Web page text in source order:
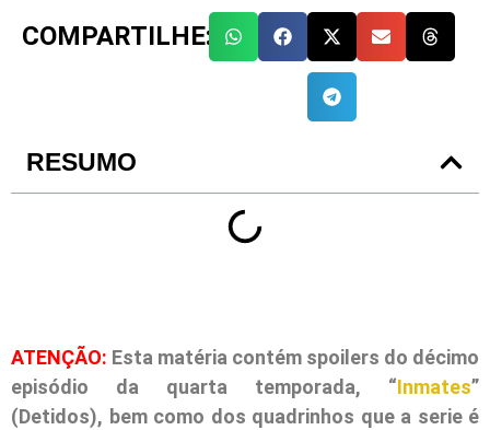
COMPARTILHE:
RESUMO
ATENÇÃO: Esta matéria contém spoilers do décimo
episódio da quarta temporada, “Inmates”
(Detidos), bem como dos quadrinhos que a serie é